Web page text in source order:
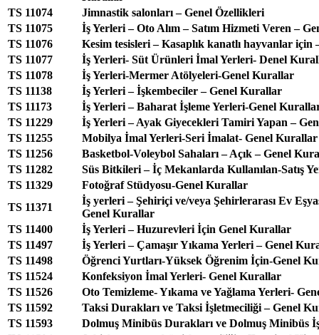
TS 11074
Jimnastik salonları – Genel Özellikleri
TS 11075
İş Yerleri – Oto Alım – Satım Hizmeti Veren –
TS 11076
Kesim tesisleri – Kasaplık kanatlı hayvanlar için
TS 11077
İş Yerleri- Süt Ürünleri İmal Yerleri- Denel
TS 11078
İş Yerleri-Mermer Atölyeleri-Genel Kurallar
TS 11138
İş Yerleri – İşkembeciler – Genel Kurallar
TS 11173
İş Yerleri – Baharat İşleme Yerleri-Genel
TS 11229
İş Yerleri – Ayak Giyecekleri Tamiri Yapan –
TS 11255
Mobilya İmal Yerleri-Seri İmalat- Genel Kurallar
TS 11256
Basketbol-Voleybol Sahaları – Açık – Genel
TS 11282
Süs Bitkileri – İç Mekanlarda Kullanılan-Satış
TS 11329
Fotoğraf Stüdyosu-Genel Kurallar
TS 11371
İş yerleri – Şehiriçi ve/veya Şehirlerarası Ev
Genel Kurallar
TS 11400
İş Yerleri – Huzurevleri İçin Genel Kurallar
TS 11497
İş Yerleri – Çamaşır Yıkama Yerleri – Genel
TS 11498
Öğrenci Yurtları-Yüksek Öğrenim İçin-Genel
TS 11524
Konfeksiyon İmal Yerleri- Genel Kurallar
TS 11526
Oto Temizleme- Yıkama ve Yağlama Yerleri-
TS 11592
Taksi Durakları ve Taksi İşletmeciliği – Genel
TS 11593
Dolmuş Minibüs Durakları ve Dolmuş Minibüs